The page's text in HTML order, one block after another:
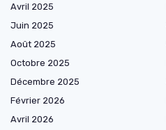
Avril 2025
Juin 2025
Août 2025
Octobre 2025
Décembre 2025
Février 2026
Avril 2026